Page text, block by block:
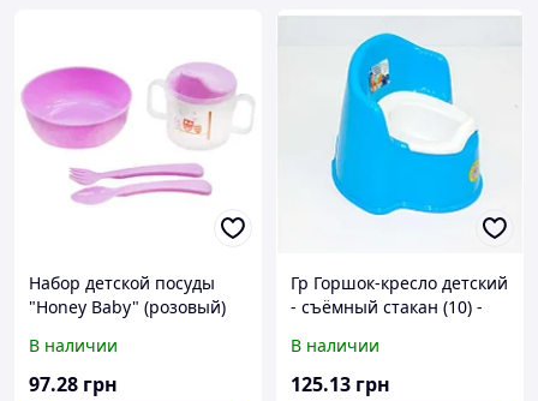
Набор детской посуды
"Honey Baby" (розовый)
В наличии
97.28 грн
Гр Горшок-кресло детский
- съёмный стакан (10) -
В наличии
125.13 грн